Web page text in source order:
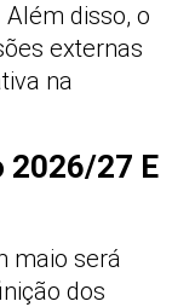
disso, o
externas
na
2026/27 E
maio será
dos